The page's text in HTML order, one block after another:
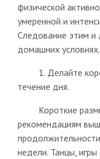
физической
умеренной и
Следование этим и
домашних условиях.
1. Делайте
течение дня.
Короткие
рекомендациям
недели. Танцы,